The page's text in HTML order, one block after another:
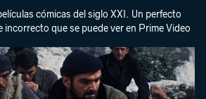
cómicas del siglo XXI. Un perfecto
que se puede ver en Prime Video